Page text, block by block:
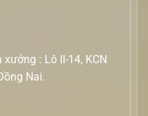
: Lô II-14, KCN
Nai.